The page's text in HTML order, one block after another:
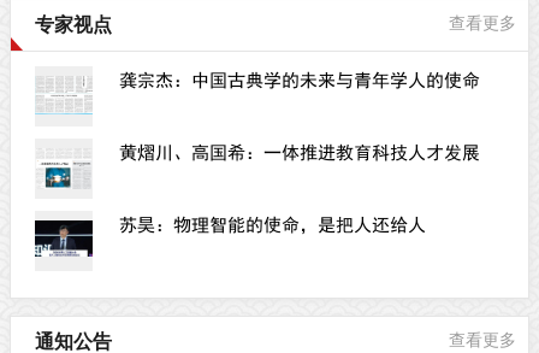
专家视点 查看更多
龚宗杰：中国古典学的未来与青年学人的使命
黄熠川、高国希：一体推进教育科技人才发展
苏昊：物理智能的使命，是把人还给人
通知公告 查看更多